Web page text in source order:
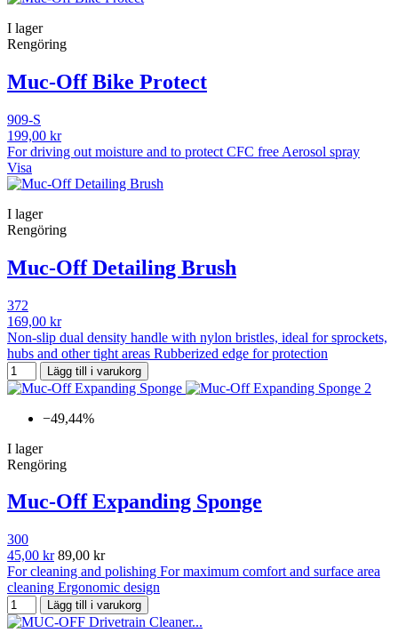
I lager
Rengöring
Muc-Off Bike Protect
909-S
199,00 kr
For driving out moisture and to protect CFC free Aerosol spray
Visa
I lager
Rengöring
Muc-Off Detailing Brush
372
169,00 kr
Non-slip dual density handle with nylon bristles, ideal for sprockets,
hubs and other tight areas Rubberized edge for protection
Lägg till i varukorg
−49,44%
I lager
Rengöring
Muc-Off Expanding Sponge
300
45,00 kr 89,00 kr
For cleaning and polishing For maximum comfort and surface area
cleaning Ergonomic design
Lägg till i varukorg